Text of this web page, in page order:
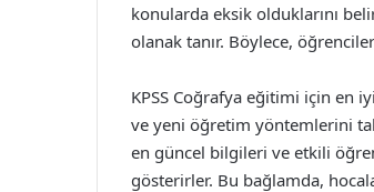
konularda eksik olduklarını
olanak tanır. Böylece,
KPSS Coğrafya eğitimi için en
ve yeni öğretim yöntemlerini
en güncel bilgileri ve etkili
gösterirler. Bu bağlamda,